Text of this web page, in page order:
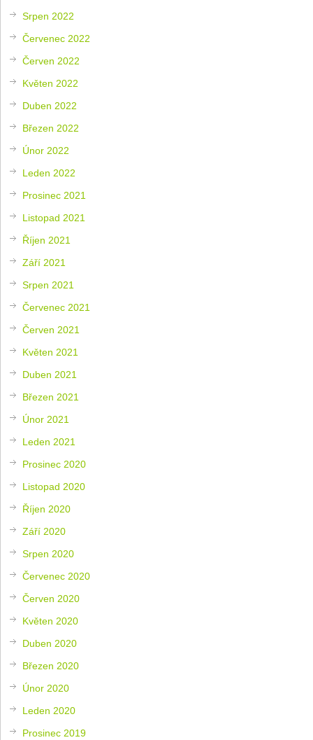
Srpen 2022
Červenec 2022
Červen 2022
Květen 2022
Duben 2022
Březen 2022
Únor 2022
Leden 2022
Prosinec 2021
Listopad 2021
Říjen 2021
Září 2021
Srpen 2021
Červenec 2021
Červen 2021
Květen 2021
Duben 2021
Březen 2021
Únor 2021
Leden 2021
Prosinec 2020
Listopad 2020
Říjen 2020
Září 2020
Srpen 2020
Červenec 2020
Červen 2020
Květen 2020
Duben 2020
Březen 2020
Únor 2020
Leden 2020
Prosinec 2019